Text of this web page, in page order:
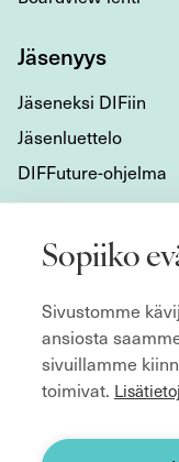
Sopiiko
Sivustomme
ansiosta
sivuillamme
toimivat.
Jäsenyys
Jäseneksi DIFiin
Jäsenluettelo
DIFFuture-ohjelma
Mikä DIF on?
Organisaatio
Hyvän hallitustyön
Säännöt
Etsitkö